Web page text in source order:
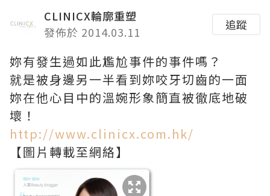
CLINICX輪廓重塑
發佈於 2014.03.11
追蹤
妳有發生過如此尷尬事件的事件嗎？
就是被身邊另一半看到妳咬牙切齒的一面
妳在他心目中的溫婉形象簡直被徹底地破
壞！
http://www.clinicx.com.hk/
【圖片轉載至網絡】